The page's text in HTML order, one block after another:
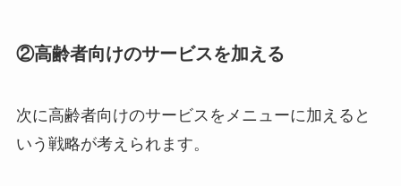
②高齢者向けのサービスを加える
次に高齢者向けのサービスをメニューに加えると
いう戦略が考えられます。